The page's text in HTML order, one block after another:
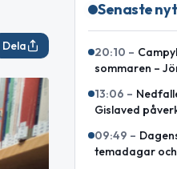
Dela
Senaste
20:10 –
sommaren –
13:06 –
Gislaved
09:49 –
temadagar